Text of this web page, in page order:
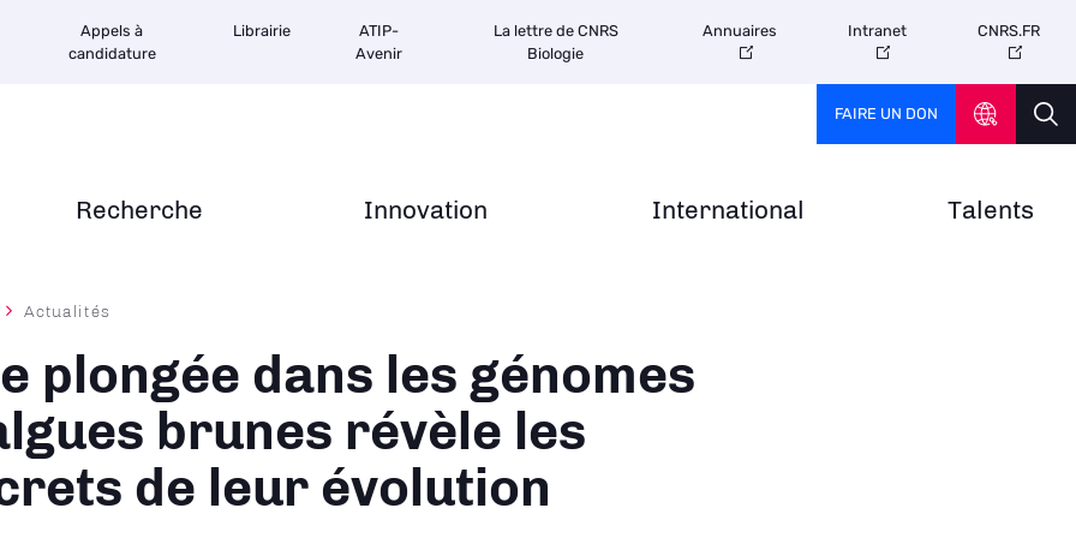
Recherche Innovation International Talents
Appels à
candidature
Librairie
ATIP-
Avenir
La lettre de CNRS
Biologie
Annuaires Intranet CNRS.FR
FAIRE UN DON
Actualités
plongée dans les génomes
brunes révèle les
de leur évolution